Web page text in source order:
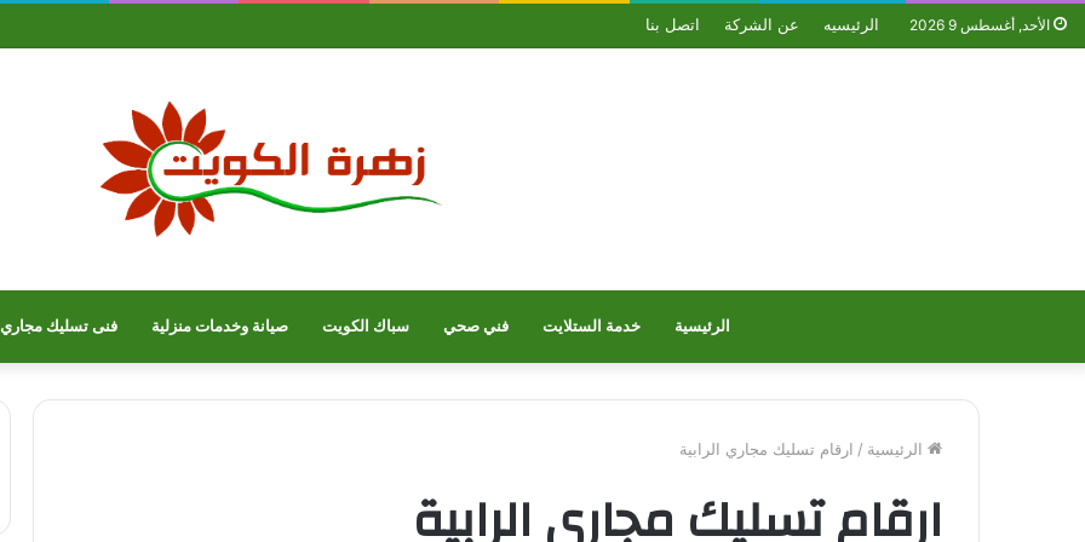
الأحد, أغسطس 9 2026 الرئيسيه عن الشركة اتصل بنا
الرئيسية خدمة الستلايت فني صحي سباك الكويت صيانة وخدمات منزلية فنى تسليك مجاري
الرئيسية / ارقام تسليك مجاري الرابية
ارقام تسليك مجاري الرابية